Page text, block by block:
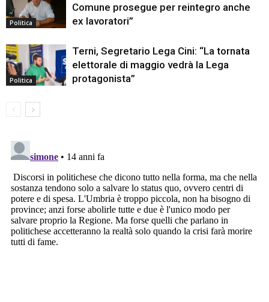
Politica
Comune prosegue per reintegro anche
ex lavoratori”
Politica
Terni, Segretario Lega Cini: “La tornata
elettorale di maggio vedrà la Lega
protagonista”